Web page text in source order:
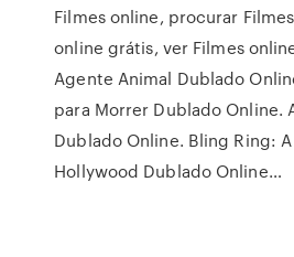
Filmes online, procurar
online grátis, ver Filmes
Agente Animal Dublado
para Morrer Dublado Online.
Dublado Online. Bling Ring:
Hollywood Dublado Online…